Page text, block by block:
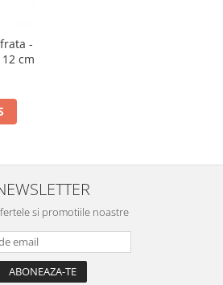
-
cm
si promotiile noastre